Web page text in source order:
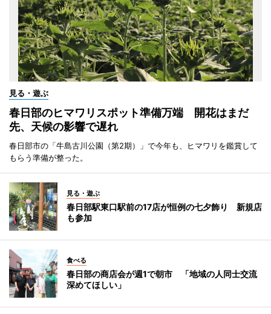
見る・遊ぶ
春日部のヒマワリスポット準備万端 開花はまだ
先、天候の影響で遅れ
春日部市の「牛島古川公園（第2期）」で今年も、ヒマワリを鑑賞して
もらう準備が整った。
見る・遊ぶ
春日部駅東口駅前の17店が恒例の七夕飾り 新規店
も参加
食べる
春日部の商店会が週1で朝市 「地域の人同士交流
深めてほしい」